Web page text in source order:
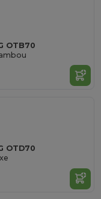
OTB70
OTD70